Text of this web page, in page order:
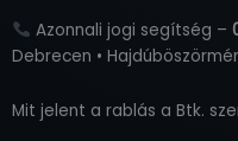
Azonnali jogi segítség –
Debrecen •
Mit jelent a rablás a Btk.